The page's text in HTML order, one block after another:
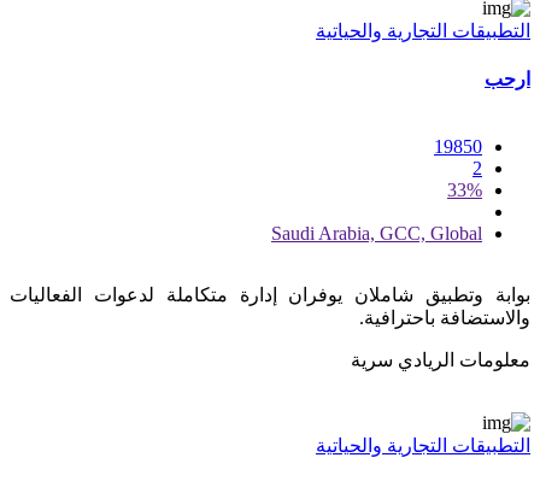
التطبيقات التجارية والحياتية
ارحب
19850
2
33%
Saudi Arabia, GCC, Global
بوابة وتطبيق شاملان يوفران إدارة متكاملة لدعوات الفعاليات
والاستضافة باحترافية.
معلومات الريادي سرية
التطبيقات التجارية والحياتية